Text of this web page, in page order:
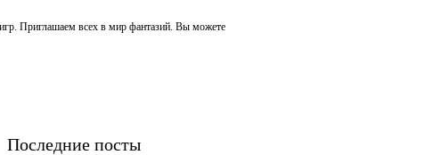
Приглашаем всех в мир фантазий. Вы можете
Последние посты